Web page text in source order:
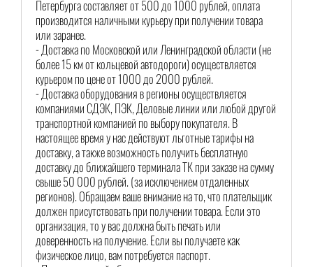
Петербурга составляет от 500 до 1000 рублей, оплата
производится наличными курьеру при получении товара
или заранее.
- Доставка по Московской или Ленинградской области (не
более 15 км от кольцевой автодороги) осуществляется
курьером по цене от 1000 до 2000 рублей.
- Доставка оборудования в регионы осуществляется
компаниями СДЭК, ПЭК, Деловые линии или любой другой
транспортной компанией по выбору покупателя. В
настоящее время у нас действуют льготные тарифы на
доставку, а также возможность получить бесплатную
доставку до ближайшего терминала ТК при заказе на сумму
свыше 50 000 рублей. (за исключением отдаленных
регионов). Обращаем ваше внимание на то, что плательщик
должен присутствовать при получении товара. Если это
организация, то у вас должна быть печать или
доверенность на получение. Если вы получаете как
физическое лицо, вам потребуется паспорт.